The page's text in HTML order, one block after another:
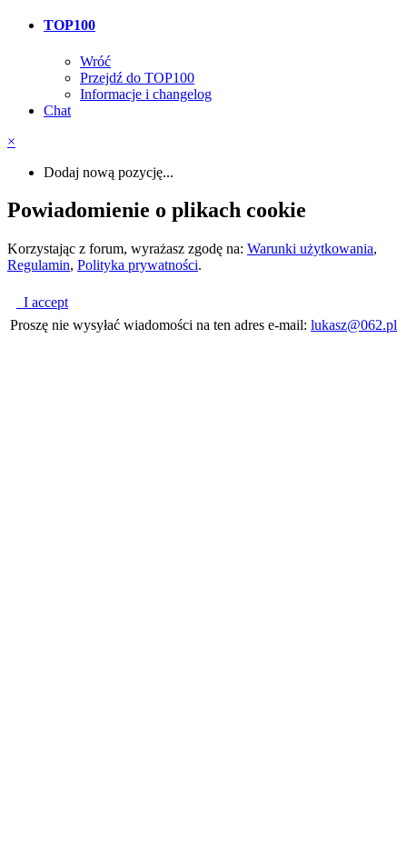
TOP100
Wróć
Przejdź do TOP100
Informacje i changelog
Chat
×
Dodaj nową pozycję...
Powiadomienie o plikach cookie
Korzystając z forum, wyrażasz zgodę na: Warunki użytkowania,
Regulamin, Polityka prywatności.
I accept
Proszę nie wysyłać wiadomości na ten adres e-mail: lukasz@062.pl